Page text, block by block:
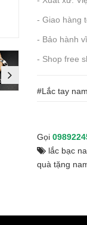
- Giao hàng
- Bảo hành
- Shop free
#Lắc tay
Gọi
lắc bạc
quà tặng